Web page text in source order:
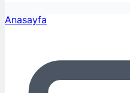
Anasayfa